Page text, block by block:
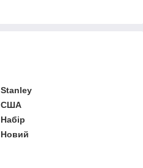
Stanley
США
Набір
Новий